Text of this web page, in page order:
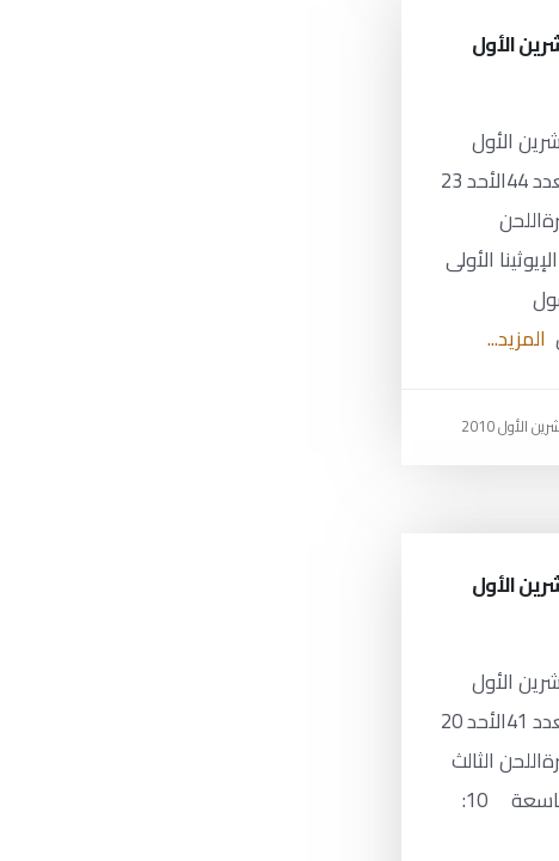
31 تشرين الأول
31 تشرين الأول
2010 العدد 44الأحد 23
الأولى
المزيد...
10 تشرين الأول
10 تشرين الأول
2010 العدد 41الأحد 20
الثالث
الإيوثينا التاسعة 10: